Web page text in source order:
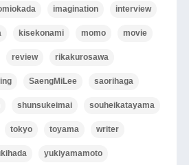
imagination interview
kisekonami momo movie
review rikakurosawa
SaengMiLee saorihaga
shunsukeimai souheikatayama
tokyo toyama writer
yukiyamamoto